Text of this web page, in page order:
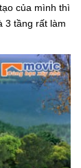
của mình thì
3 tầng rất làm